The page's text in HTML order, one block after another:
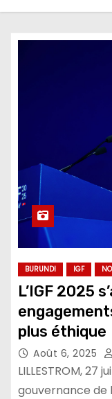
BURUNDI IGF
L’IGF 2025
plus éthique
Août 6, 2025
LILLESTROM, 27
gouvernance de